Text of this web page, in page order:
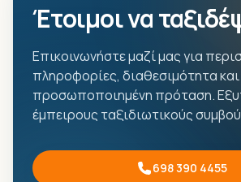
Έτοιμοι να
Επικοινωνήστε μαζί μας για
πληροφορίες, διαθεσιμότητα και
προσωποποιημένη πρόταση.
έμπειρους ταξιδιωτικούς
698 390 4455